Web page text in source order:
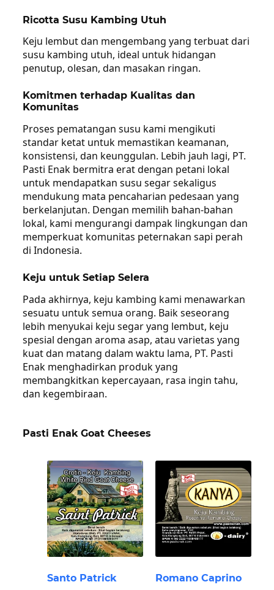
Ricotta Susu Kambing Utuh
Keju lembut dan mengembang yang terbuat dari
susu kambing utuh, ideal untuk hidangan
penutup, olesan, dan masakan ringan.
Komitmen terhadap Kualitas dan
Komunitas
Proses pematangan susu kami mengikuti
standar ketat untuk memastikan keamanan,
konsistensi, dan keunggulan. Lebih jauh lagi, PT.
Pasti Enak bermitra erat dengan petani lokal
untuk mendapatkan susu segar sekaligus
mendukung mata pencaharian pedesaan yang
berkelanjutan. Dengan memilih bahan-bahan
lokal, kami mengurangi dampak lingkungan dan
memperkuat komunitas peternakan sapi perah
di Indonesia.
Keju untuk Setiap Selera
Pada akhirnya, keju kambing kami menawarkan
sesuatu untuk semua orang. Baik seseorang
lebih menyukai keju segar yang lembut, keju
spesial dengan aroma asap, atau varietas yang
kuat dan matang dalam waktu lama, PT. Pasti
Enak menghadirkan produk yang
membangkitkan kepercayaan, rasa ingin tahu,
dan kegembiraan.
Pasti Enak Goat Cheeses
Santo Patrick Romano Caprino